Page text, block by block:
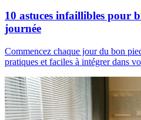
10 astuces infaillibles pour
journée
Commencez chaque jour du bon
pratiques et faciles à intégrer dans